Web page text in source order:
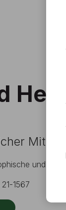
und
1567